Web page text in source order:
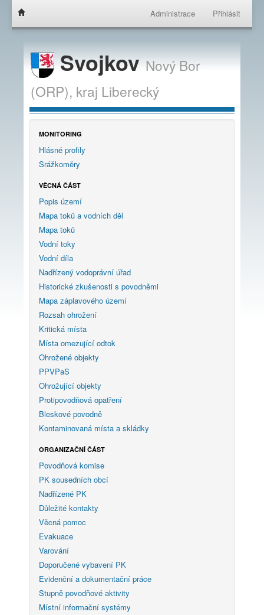
Administrace Přihlásit
SvojkovNový Bor
(ORP), kraj Liberecký
MONITORING
Hlásné profily
Srážkoměry
VĚCNÁ ČÁST
Popis území
Mapa toků a vodních děl
Mapa toků
Vodní toky
Vodní díla
Nadřízený vodoprávní úřad
Historické zkušenosti s povodněmi
Mapa záplavového území
Rozsah ohrožení
Kritická místa
Místa omezující odtok
Ohrožené objekty
PPVPaS
Ohrožující objekty
Protipovodňová opatření
Bleskové povodně
Kontaminovaná místa a skládky
ORGANIZAČNÍ ČÁST
Povodňová komise
PK sousedních obcí
Nadřízené PK
Důležité kontakty
Věcná pomoc
Evakuace
Varování
Doporučené vybavení PK
Evidenční a dokumentační práce
Stupně povodňové aktivity
Místní informační systémy